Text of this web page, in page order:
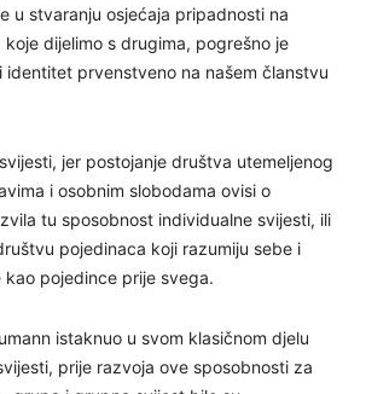
u stvaranju osjećaja pripadnosti na
dijelimo s drugima, pogrešno je
identitet prvenstveno na našem članstvu
jer postojanje društva utemeljenog
i osobnim slobodama ovisi o
tu sposobnost individualne svijesti, ili
pojedinaca koji razumiju sebe i
pojedince prije svega.
istaknuo u svom klasičnom djelu
prije razvoja ove sposobnosti za